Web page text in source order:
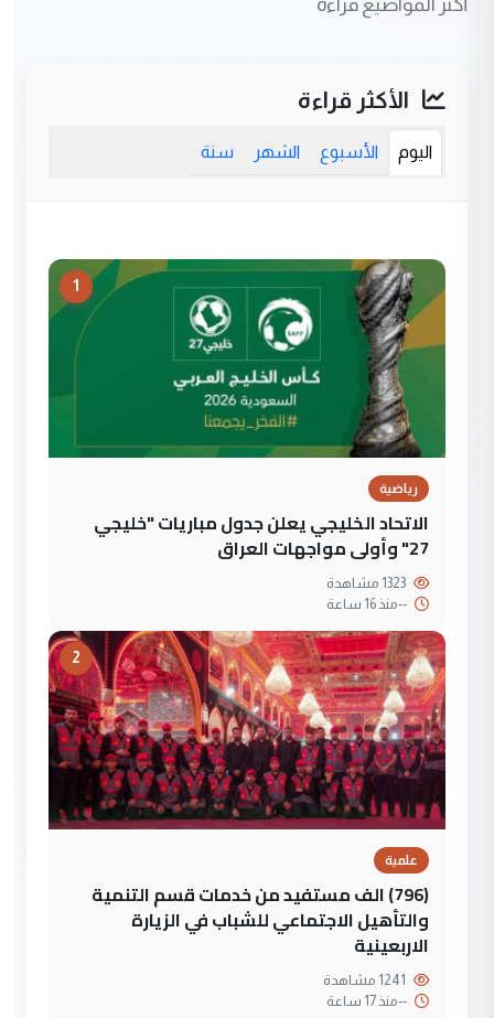
الأكثر قراءة
اليوم الأسبوع الشهر سنة
1
رياضية
الاتحاد الخليجي يعلن جدول مباريات "خليجي
27" وأولى مواجهات العراق
--منذ 16 ساعة
2
علمية
(796) الف مستفيد من خدمات قسم التنمية
والتأهيل الاجتماعي للشباب في الزيارة
الاربعينية
--منذ 17 ساعة